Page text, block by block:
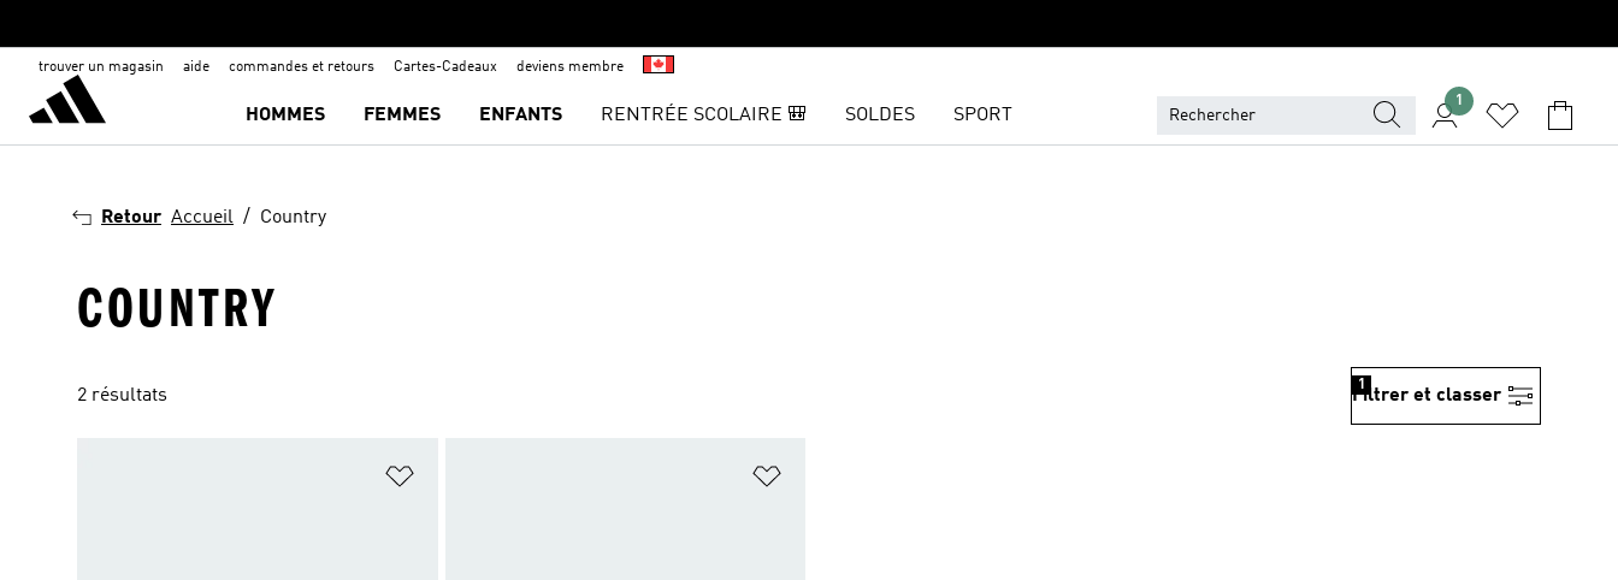
trouver un magasin aide commandes et retours Cartes-Cadeaux deviens membre
HOMMES FEMMES ENFANTS RENTRÉE SCOLAIRE 🎒 SOLDES SPORT
1
Retour Accueil Country
COUNTRY
2 résultats Filtrer et classer
1